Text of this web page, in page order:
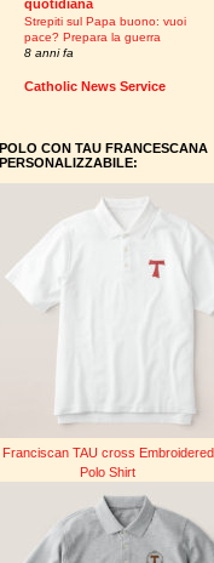
quotidiana
Strepiti sul Papa buono: vuoi
pace? Prepara la guerra
8 anni fa
Catholic News Service
POLO CON TAU FRANCESCANA
PERSONALIZZABILE:
Franciscan TAU cross Embroidered
Polo Shirt